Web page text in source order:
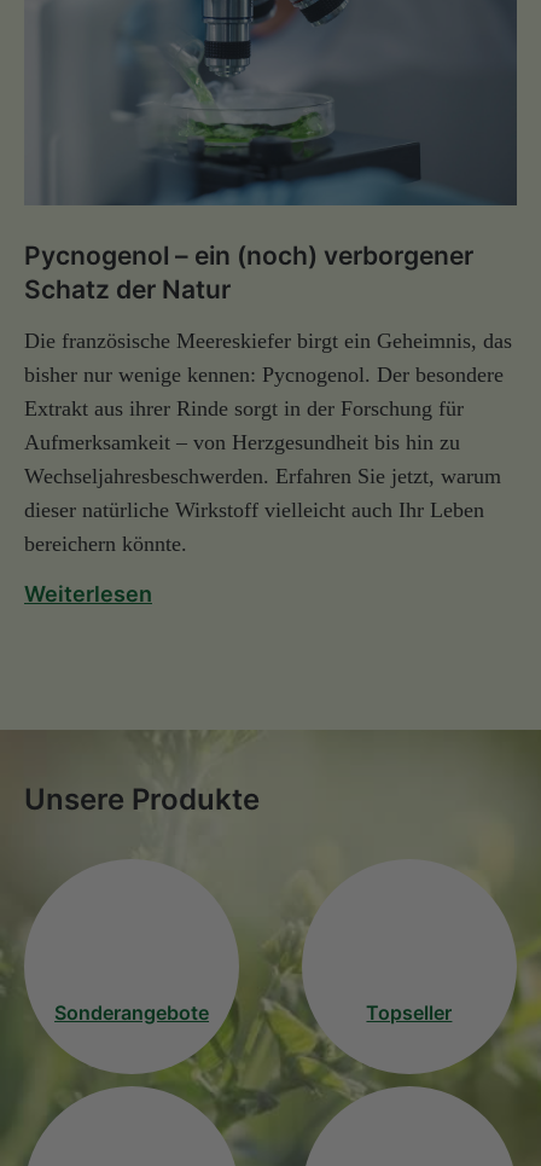
Pycnogenol – ein (noch) verborgener
Schatz der Natur
Die französische Meereskiefer birgt ein Geheimnis, das
bisher nur wenige kennen: Pycnogenol. Der besondere
Extrakt aus ihrer Rinde sorgt in der Forschung für
Aufmerksamkeit – von Herzgesundheit bis hin zu
Wechseljahresbeschwerden. Erfahren Sie jetzt, warum
dieser natürliche Wirkstoff vielleicht auch Ihr Leben
bereichern könnte.
Weiterlesen
Unsere Produkte
Sonderangebote Topseller